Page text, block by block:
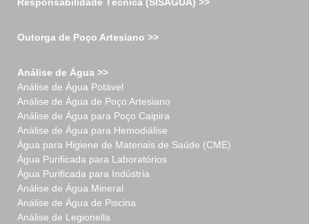
Responsabilidade Técnica (SISÁGUA) >>
Outorga de Poço Artesiano >>
Análise de Água >>
Análise de Água Potável
Análise de Água de Poço Artesiano
Análise de Água para Poço Caipira
Análise de Água para Hemodiálise
Água para Higiene de Materiais de Saúde (CME)
Água Purificada para Laboratórios
Água Purificada para Indústria
Análise de Água Mineral
Análise de Água de Piscina
Análise de Legionella